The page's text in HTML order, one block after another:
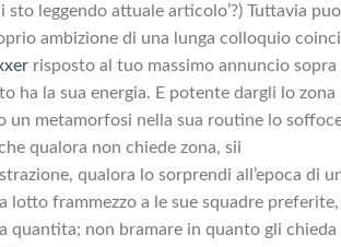
leggendo attuale articolo’?) Tuttavia
ambizione di una lunga colloquio
risposto al tuo massimo annuncio sopra
ha la sua energia. E potente dargli lo zona
un metamorfosi nella sua routine lo
qualora non chiede zona, sii
qualora lo sorprendi all’epoca di
lotto frammezzo a le sue squadre
quantita; non bramare in quanto gli chieda